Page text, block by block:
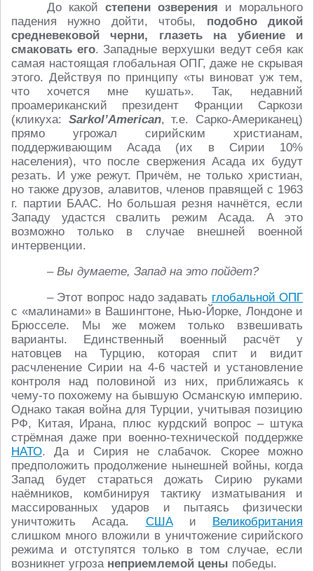
До какой степени озверения и морального
падения нужно дойти, чтобы, подобно дикой
средневековой черни, глазеть на убиение и
смаковать его. Западные верхушки ведут себя как
самая настоящая глобальная ОПГ, даже не скрывая
этого. Действуя по принципу «ты виноват уж тем,
что хочется мне кушать». Так, недавний
проамериканский президент Франции Саркози
(кликуха: Sarkol’American, т.е. Сарко-Американец)
прямо угрожал сирийским христианам,
поддерживающим Асада (их в Сирии 10%
населения), что после свержения Асада их будут
резать. И уже режут. Причём, не только христиан,
но также друзов, алавитов, членов правящей с 1963
г. партии БААС. Но большая резня начнётся, если
Западу удастся свалить режим Асада. А это
возможно только в случае внешней военной
интервенции.
– Вы думаете, Запад на это пойдет?
– Этот вопрос надо задавать глобальной ОПГ
с «малинами» в Вашингтоне, Нью-Йорке, Лондоне и
Брюсселе. Мы же можем только взвешивать
варианты. Единственный военный расчёт у
натовцев на Турцию, которая спит и видит
расчленение Сирии на 4-6 частей и установление
контроля над половиной из них, приближаясь к
чему-то похожему на бывшую Османскую империю.
Однако такая война для Турции, учитывая позицию
РФ, Китая, Ирана, плюс курдский вопрос – штука
стрёмная даже при военно-технической поддержке
НАТО. Да и Сирия не слабачок. Скорее можно
предположить продолжение нынешней войны, когда
Запад будет стараться дожать Сирию руками
наёмников, комбинируя тактику изматывания и
массированных ударов и пытаясь физически
уничтожить Асада. СШАи Великобритания
слишком много вложили в уничтожение сирийского
режима и отступятся только в том случае, если
возникнет угроза неприемлемой цены победы.